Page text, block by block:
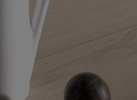
at Work à Prague, en
au stand 49 les 17 et 18